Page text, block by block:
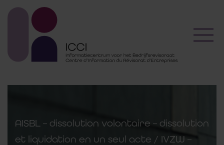
AISBL – dissolution volontaire – dissolution
et liquidation en un seul acte / IVZW –